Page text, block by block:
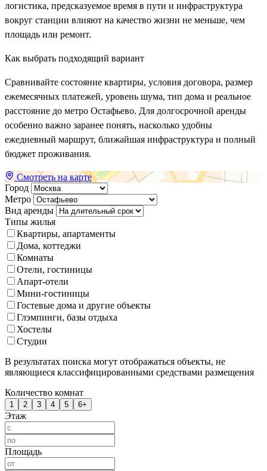
логистика, предсказуемое время в пути и инфраструктура
вокруг станции влияют на качество жизни не меньше, чем
площадь или ремонт.
Как выбрать подходящий вариант
Сравнивайте состояние квартиры, условия договора, размер
ежемесячных платежей, уровень шума, тип дома и реальное
расстояние до метро Остафьево. Для долгосрочной аренды
особенно важно заранее понять, насколько удобны
ежедневный маршрут, ближайшая инфраструктура и полный
бюджет проживания.
Смотреть на карте
Город
Метро
Вид аренды
Типы жилья
Квартиры, апартаменты
Дома, коттеджи
Комнаты
Отели, гостиницы
Апарт-отели
Мини-гостиницы
Гостевые дома и другие объекты
Глэмпинги, базы отдыха
Хостелы
Студии
В результатах поиска могут отображаться объекты, не
являющиеся классифицированными средствами размещения
Количество комнат
1 2 3 4 5 6+
Этаж
Площадь